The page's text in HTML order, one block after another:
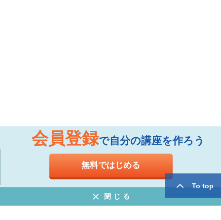
To top
会員登録で自分の講座を作ろう
無料ではじめる
閉じる